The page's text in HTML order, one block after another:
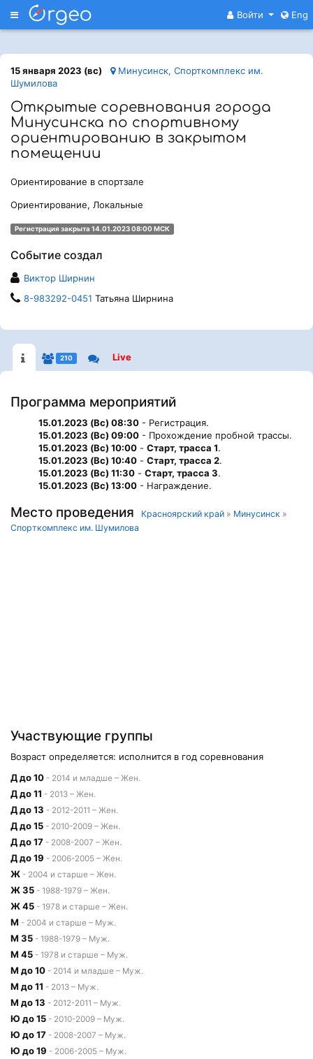
Меню Войти Eng
15 января 2023 (вс)
Минусинск, Спорткомплекс им.
Шумилова
Открытые соревнования города
Минусинска по спортивному
ориентированию в закрытом
помещении
Ориентирование в спортзале
Ориентирование, Локальные
Регистрация закрыта 14.01.2023 08:00 МСК
Событие создал
Виктор Ширнин
8-983292-0451 Татьяна Ширнина
210 Live
Программа мероприятий
15.01.2023 (Вс) 08:30 - Регистрация.
15.01.2023 (Вс) 09:00 - Прохождение пробной трассы.
15.01.2023 (Вс) 10:00 - Старт, трасса 1.
15.01.2023 (Вс) 10:40 - Старт, трасса 2.
15.01.2023 (Вс) 11:30 - Старт, трасса 3.
15.01.2023 (Вс) 13:00 - Награждение.
Место проведения Красноярский край » Минусинск »
Спорткомплекс им. Шумилова
Участвующие группы
Возраст определяется: исполнится в год соревнования
Д до 10 - 2014 и младше – Жен.
Д до 11 - 2013 – Жен.
Д до 13 - 2012-2011 – Жен.
Д до 15 - 2010-2009 – Жен.
Д до 17 - 2008-2007 – Жен.
Д до 19 - 2006-2005 – Жен.
Ж - 2004 и старше – Жен.
Ж 35 - 1988-1979 – Жен.
Ж 45 - 1978 и старше – Жен.
М - 2004 и старше – Муж.
М 35 - 1988-1979 – Муж.
М 45 - 1978 и старше – Муж.
М до 10 - 2014 и младше – Муж.
М до 11 - 2013 – Муж.
М до 13 - 2012-2011 – Муж.
Ю до 15 - 2010-2009 – Муж.
Ю до 17 - 2008-2007 – Муж.
Ю до 19 - 2006-2005 – Муж.